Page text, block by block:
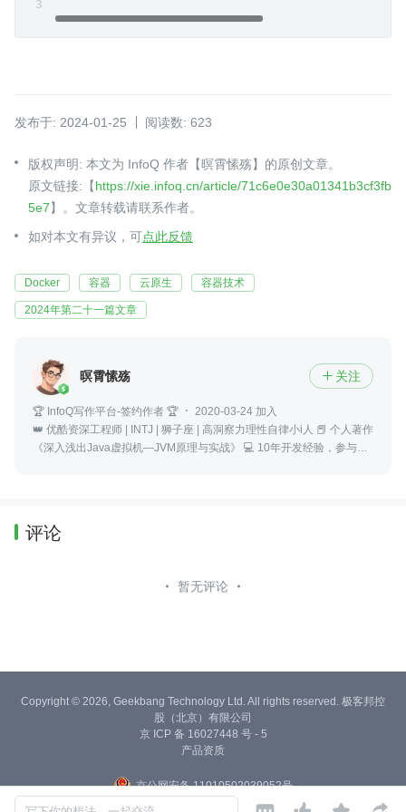
发布于: 2024-01-25 阅读数: 623
版权声明: 本文为 InfoQ 作者【暝霄愫殇】的原创文章。
原文链接:【https://xie.infoq.cn/article/71c6e0e30a01341b3cf3fb
5e7】。文章转载请联系作者。
如对本文有异议，可点此反馈
Docker 容器 云原生 容器技术
2024年第二十一篇文章
暝霄愫殇  关注
🏆 InfoQ写作平台-签约作者 🏆
2020-03-24 加入
👑 优酷资深工程师 | INTJ | 狮子座 | 高洞察力理性自律小i人 📕 个人著作
《深入浅出Java虚拟机—JVM原理与实战》 💻 10年开发经验，参与过
评论
暂无评论
Copyright © 2026, Geekbang Technology Ltd. All rights reserved. 极客邦控
股（北京）有限公司
京 ICP 备 16027448 号 - 5
产品资质
京公网安备 11010502039052号